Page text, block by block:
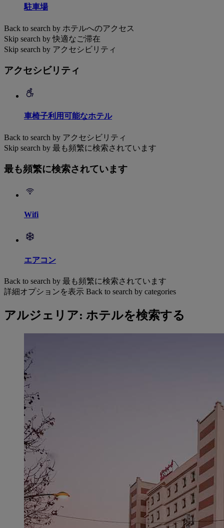
駐車場
Back to search by ホテルへのアクセス
Skip search by 快適なご滞在
Skip search by アクセシビリティ
アクセシビリティ
車椅子利用可能なホテル
Back to search by アクセシビリティ
Skip search by 最も頻繁に検索されています
最も頻繁に検索されています
Wifi
エアコン
Back to search by 最も頻繁に検索されています
詳細オプションを表示 Back to search by categories
アルジェリア: ホテルを検索する